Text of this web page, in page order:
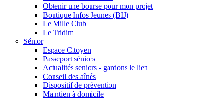
Obtenir une bourse pour mon projet
Boutique Infos Jeunes (BIJ)
Le Mille Club
Le Tridim
Sénior
Espace Citoyen
Passeport séniors
Actualités seniors - gardons le lien
Conseil des aînés
Dispositif de prévention
Maintien à domicile